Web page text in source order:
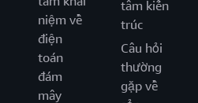
niệm về
điện
toán
đám
mây
tâm kiến
trúc
Câu hỏi
thường
gặp về